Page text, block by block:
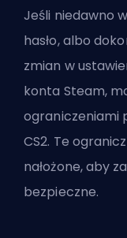
Jeśli niedawno
hasło, albo
zmian w
konta Steam,
ograniczeniami
CS2. Te
nałożone, aby
bezpieczne.